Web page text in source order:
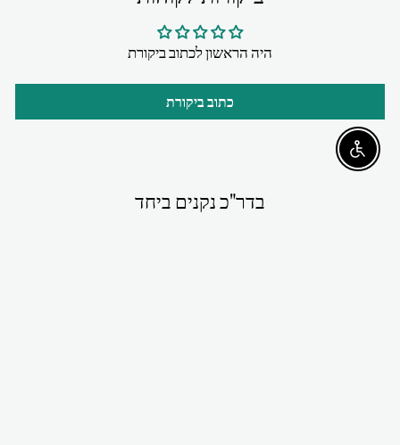
היה הראשון לכתוב ביקורת
כתוב ביקורת
בדר"כ נקנים ביחד
Enable accessibility